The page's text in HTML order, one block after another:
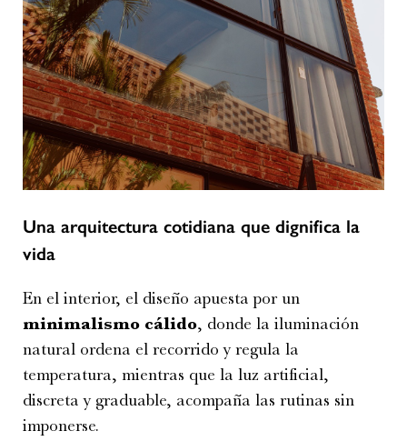
Una arquitectura cotidiana que dignifica la
vida
En el interior, el diseño apuesta por un
minimalismo cálido, donde la iluminación
natural ordena el recorrido y regula la
temperatura, mientras que la luz artificial,
discreta y graduable, acompaña las rutinas sin
imponerse.